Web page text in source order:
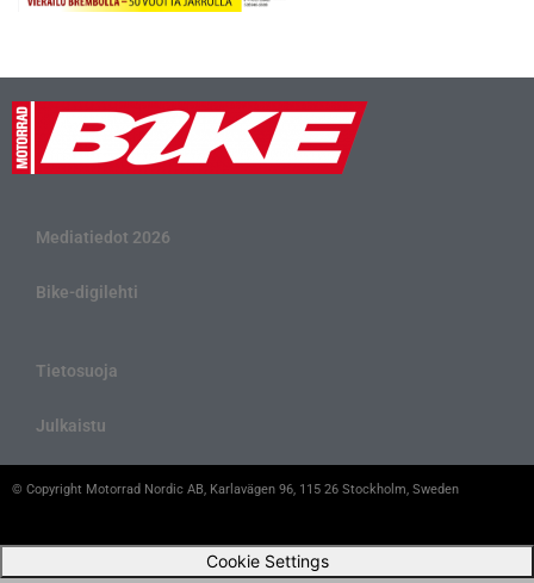
Mediatiedot 2026
Bike-digilehti
Tietosuoja
Julkaistu
© Copyright Motorrad Nordic AB, Karlavägen 96, 115 26 Stockholm, Sweden
Cookie Settings